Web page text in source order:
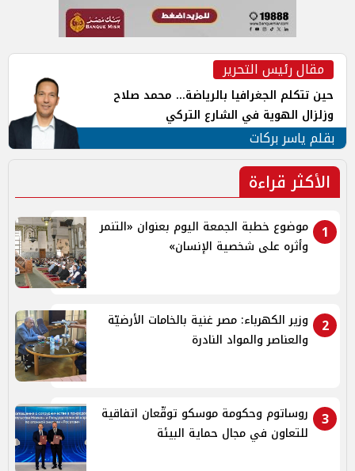
مقال رئيس التحرير
حين تتكلم الجغرافيا بالرياضة... محمد صلاح
وزلزال الهوية في الشارع التركي
بقلم ياسر بركات
الأكثر قراءة
1
موضوع خطبة الجمعة اليوم بعنوان «التنمر
وأثره على شخصية الإنسان»
2
وزير الكهرباء: مصر غنية بالخامات الأرضيّة
والعناصر والمواد النادرة
3
روساتوم وحكومة موسكو توقّعان اتفاقية
للتعاون في مجال حماية البيئة